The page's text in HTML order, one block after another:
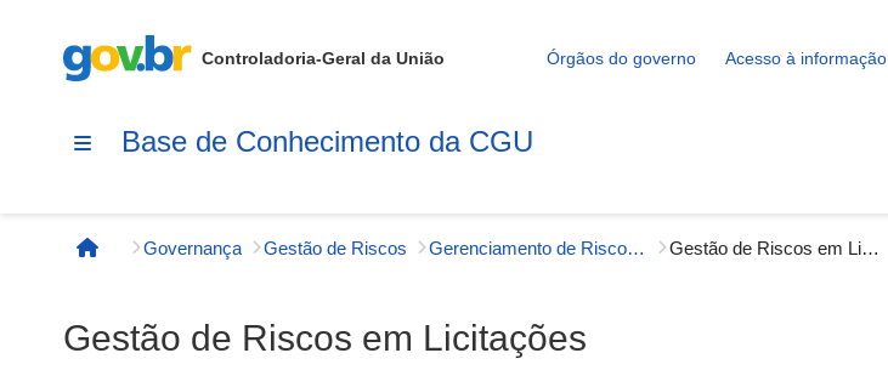
Controladoria-Geral da União Órgãos do governo Acesso à informação
Base de Conhecimento da CGU
Página inicial
Governança Gestão de Riscos Gerenciamento de Riscos e Controles Internos da CGU Gestão de Riscos em Licitações
Gestão de Riscos em Licitações